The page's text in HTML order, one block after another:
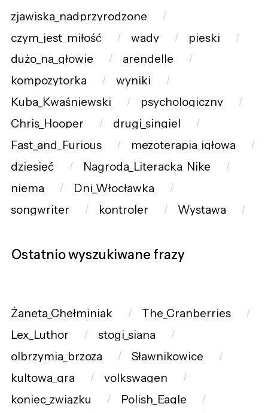
zjawiska_nadprzyrodzone
czym_jest_miłość
wady
pieski
dużo_na_głowie
arendelle
kompozytorka
wyniki
Kuba_Kwaśniewski
psychologiczny
Chris_Hooper
drugi_singiel
Fast_and_Furious
mezoterapia_igłowa
dziesięć
Nagroda_Literacka_Nike
niema
Dni_Włocławka
songwriter
kontroler Wystawa
Ostatnio wyszukiwane frazy
Żaneta_Chełminiak
The_Cranberries
Lex_Luthor
stogi_siana
olbrzymia_brzoza
Sławnikowice
kultowa_gra
volkswagen
koniec_związku
Polish_Eagle